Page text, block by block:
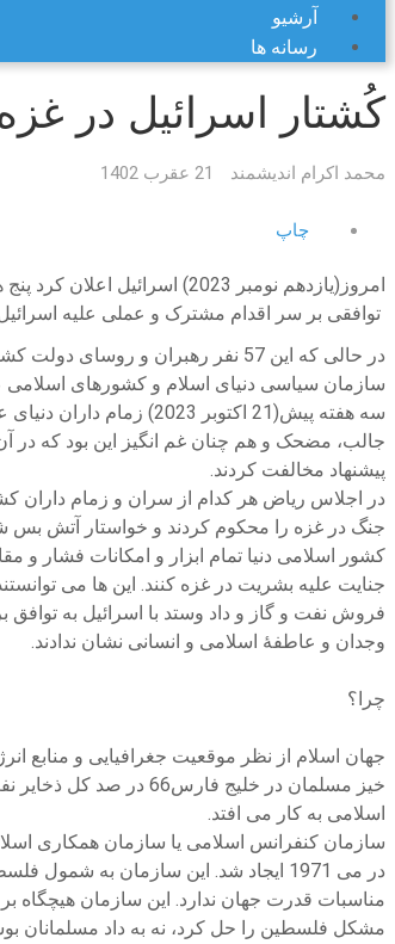
آرشیو
رسانه ها
کُشتار اسرائیل در
محمد اکرام اندیشمند 21 عقرب 1402
چاپ
توافقی بر سر اقدام مشترک و عملی علیه
سازمان سیاسی دنیای اسلام و کشورهای اسلامی
سه هفته پیش(21
جالب، مضحک و هم چنان غم انگیز این بود که در
پیشنهاد مخالفت کردند.
در اجلاس ریاض هر کدام از سران و زمام داران
کشور اسلامی دنیا تمام ابزار و امکانات فشار و
جنایت علیه بشریت در غزه کنند. این ها می
فروش نفت و گاز و داد وستد با اسرائیل به
وجدان و عاطفۀ اسلامی و انسانی نشان ندادند.
چرا؟
جهان اسلام از نظر موقعیت جغرافیایی و منابع
اسلامی به کار می افتد.
مناسبات قدرت جهان ندارد. این سازمان
مشکل فلسطین را حل کرد، نه به داد مسلمانان